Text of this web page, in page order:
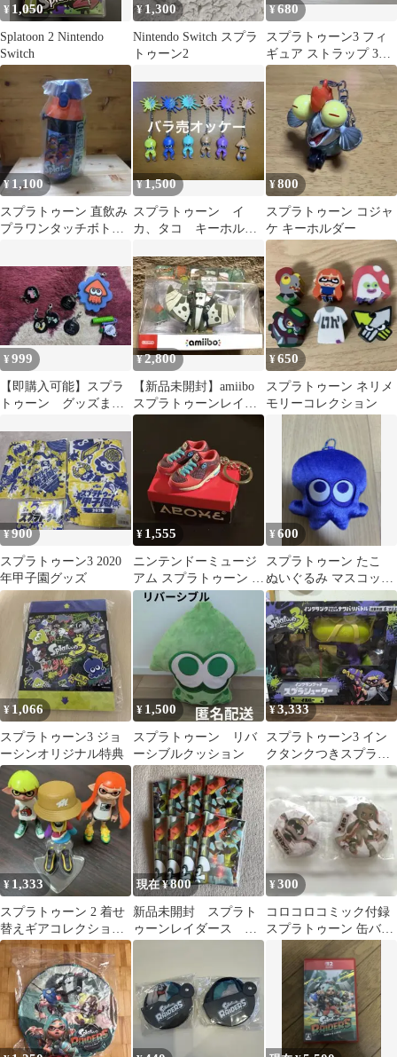
¥ 1,050
Splatoon 2 Nintendo
Switch
¥1,300
Nintendo Switch スプラ
トゥーン2
¥680
スプラトゥーン3 フィ
ギュア ストラップ 3種
セット
¥ 1,100
スプラトゥーン 直飲み
プラワンタッチボトル
¥1,500
スプラトゥーン イ
カ、タコ キーホルダ
¥800
スプラトゥーン コジャ
ケ キーホルダー
¥999
【即購入可能】スプラ
トゥーン グッズまと
¥2,800
【新品未開封】amiibo
スプラトゥーンレイダ
ース マンタロー
¥650
スプラトゥーン ネリメ
モリーコレクション
¥900
スプラトゥーン3 2020
年甲子園グッズ
¥ 1,555
ニンテンドーミュージ
アム スプラトゥーン ス
ニーカー キーホルダー
¥600
スプラトゥーン たこ
ぬいぐるみ マスコット
ポーチ キーチェーン
¥ 1,066
スプラトゥーン3 ジョ
ーシンオリジナル特典
¥ 1,500
スプラトゥーン リバ
ーシブルクッション
¥3,333
スプラトゥーン3 イン
クタンクつきスプラシ
ューター イエロー
¥ 1,333
スプラトゥーン 2 着せ
替えギアコレクション
イカガール イカボーイ
現在 ¥800
新品未開封 スプラト
ゥーンレイダース 特
典 オリジナルレジャ
¥300
コロコロコミック付録
スプラトゥーン 缶バッ
チ 8号 ヒメドローン